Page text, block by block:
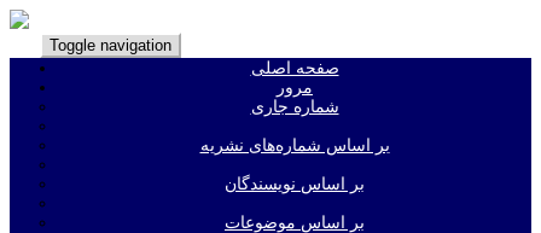
Toggle navigation
صفحه اصلی
مرور
شماره جاری
بر اساس شماره‌های نشریه
بر اساس نویسندگان
بر اساس موضوعات